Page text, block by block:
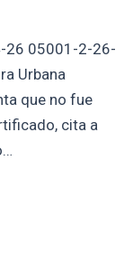
26 05001-2-26-
Urbana
que no fue
cita a